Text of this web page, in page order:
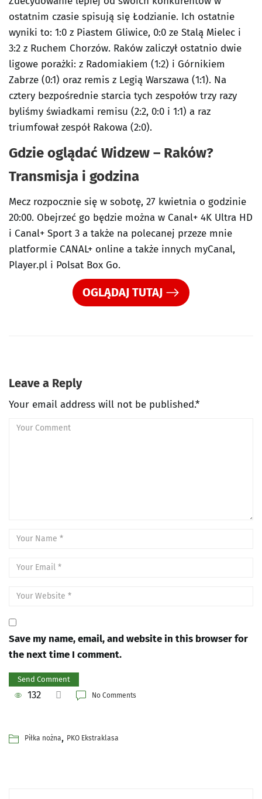
ostatnim czasie spisują się Łodzianie. Ich ostatnie
wyniki to: 1:0 z Piastem Gliwice, 0:0 ze Stalą Mielec i
3:2 z Ruchem Chorzów. Raków zaliczył ostatnio dwie
ligowe porażki: z Radomiakiem (1:2) i Górnikiem
Zabrze (0:1) oraz remis z Legią Warszawa (1:1). Na
cztery bezpośrednie starcia tych zespołów trzy razy
byliśmy świadkami remisu (2:2, 0:0 i 1:1) a raz
triumfował zespół Rakowa (2:0).
Gdzie oglądać Widzew – Raków?
Transmisja i godzina
Mecz rozpocznie się w sobotę, 27 kwietnia o godzinie
20:00. Obejrzeć go będzie można w Canal+ 4K Ultra HD
i Canal+ Sport 3 a także na polecanej przeze mnie
platformie CANAL+ online a także innych myCanal,
Player.pl i Polsat Box Go.
OGLĄDAJ TUTAJ
Leave a Reply
Your email address will not be published.*
Save my name, email, and website in this browser for
the next time I comment.
132 No Comments
Piłka nożna, PKO Ekstraklasa